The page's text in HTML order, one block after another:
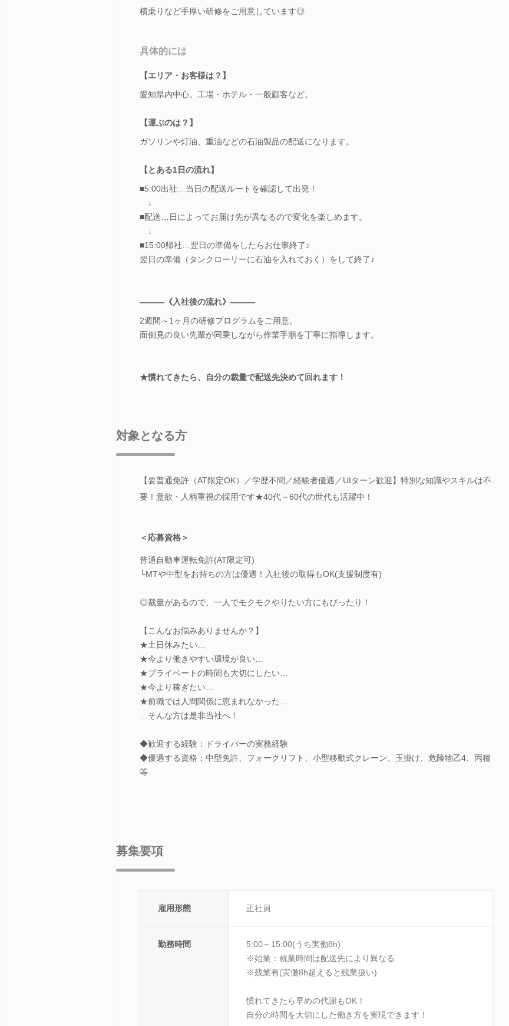
横乗りなど手厚い研修をご用意しています◎
具体的には
【エリア・お客様は？】
愛知県内中心。工場・ホテル・一般顧客など。
【運ぶのは？】
ガソリンや灯油、重油などの石油製品の配送になります。
【とある1日の流れ】
■5:00出社…当日の配送ルートを確認して出発！
↓
■配送…日によってお届け先が異なるので変化を楽しめます。
↓
■15:00帰社…翌日の準備をしたらお仕事終了♪
翌日の準備（タンクローリーに石油を入れておく）をして終了♪
―――《入社後の流れ》―――
2週間～1ヶ月の研修プログラムをご用意。
面倒見の良い先輩が同乗しながら作業手順を丁寧に指導します。
★慣れてきたら、自分の裁量で配送先決めて回れます！
対象となる方
【要普通免許（AT限定OK）／学歴不問／経験者優遇／UIターン歓迎】特別な知識やスキルは不
要！意欲・人柄重視の採用です★40代～60代の世代も活躍中！
＜応募資格＞
普通自動車運転免許(AT限定可)
└MTや中型をお持ちの方は優遇！入社後の取得もOK(支援制度有)
◎裁量があるので、一人でモクモクやりたい方にもぴったり！
【こんなお悩みありませんか？】
★土日休みたい…
★今より働きやすい環境が良い…
★プライベートの時間も大切にしたい…
★今より稼ぎたい…
★前職では人間関係に恵まれなかった…
…そんな方は是非当社へ！
◆歓迎する経験：ドライバーの実務経験
◆優遇する資格：中型免許、フォークリフト、小型移動式クレーン、玉掛け、危険物乙4、丙種
等
募集要項
雇用形態 正社員
勤務時間
5:00～15:00(うち実働8h)
※始業：就業時間は配送先により異なる
※残業有(実働8h超えると残業扱い)
慣れてきたら早めの代謝もOK！
自分の時間を大切にした働き方を実現できます！